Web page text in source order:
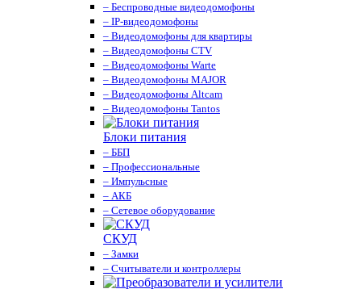
– Беспроводные видеодомофоны
– IP-видеодомофоны
– Видеодомофоны для квартиры
– Видеодомофоны CTV
– Видеодомофоны Warte
– Видеодомофоны MAJOR
– Видеодомофоны Altcam
– Видеодомофоны Tantos
Блоки питания
– ББП
– Профессиональные
– Импульсные
– АКБ
– Сетевое оборудование
СКУД
– Замки
– Считыватели и контроллеры